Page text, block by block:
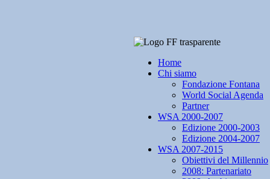
Home
Chi siamo
Fondazione Fontana
World Social Agenda
Partner
WSA 2000-2007
Edizione 2000-2003
Edizione 2004-2007
WSA 2007-2015
Obiettivi del Millennio
2008: Partenariato